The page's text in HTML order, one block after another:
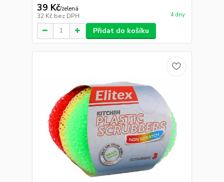
39 Kč/zelená
32 Kč bez DPH 4 dny
Přidat do košíku